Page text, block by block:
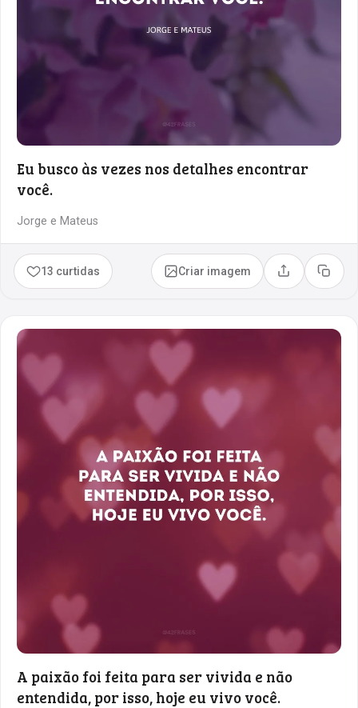
Eu busco às vezes nos detalhes encontrar
você.
Jorge e Mateus
13 curtidas Criar imagem Compartilhar
Copiar
A paixão foi feita para ser vivida e não
entendida, por isso, hoje eu vivo você.